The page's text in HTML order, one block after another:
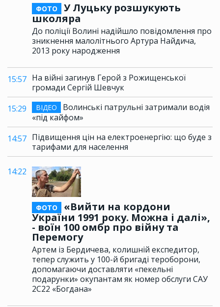
ФОТО
У Луцьку розшукують
школяра
До поліції Волині надійшло повідомлення про
зникнення малолітнього Артура Найдича,
2013 року народження
15:57 На війні загинув Герой з Рожищенської
громади Сергій Шевчук
15:29
ВІДЕО
Волинські патрульні затримали водія
«під кайфом»
14:57 Підвищення цін на електроенергію: що буде з
тарифами для населення
14:22
ФОТО
«Вийти на кордони
України 1991 року. Можна і далі»,
- воїн 100 омбр про війну та
Перемогу
Артем із Бердичева, колишній експедитор,
тепер служить у 100-й бригаді тероборони,
допомагаючи доставляти «пекельні
подарунки» окупантам як номер обслуги САУ
2С22 «Богдана»